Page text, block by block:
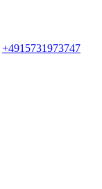
+4915731973747